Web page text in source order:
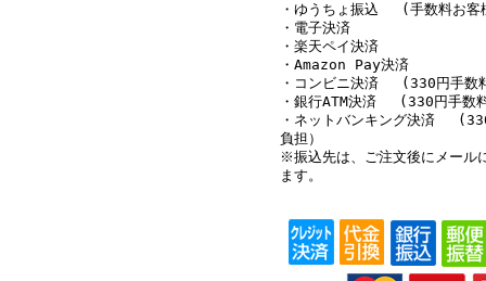
・ゆうちょ振込 (手数料お客
・電子決済
・楽天ペイ決済
・Amazon Pay決済
・コンビニ決済 (330円手数
・銀行ATM決済 (330円手数
・ネットバンキング決済
負担）
※振込先は、ご注文後にメール
ます。